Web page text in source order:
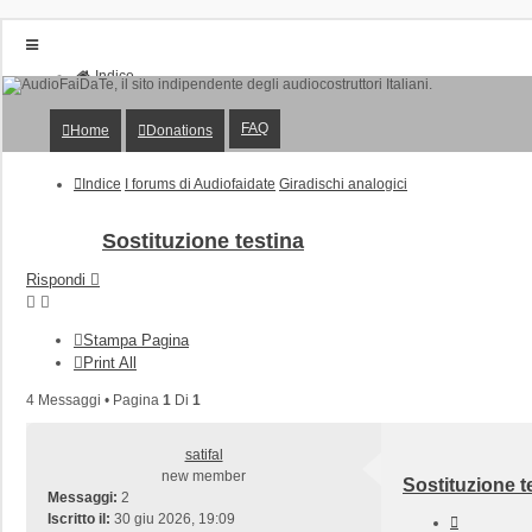
Indice
Home
FAQ
Posts toplist
Home
Iscriviti
Home
Donations FAQ
Indice I forums di Audiofaidate Giradischi analogici
Sostituzione testina
Rispondi
Stampa Pagina
Print All
4 Messaggi • Pagina 1 Di 1
satifal
new member
Messaggi: 2
Iscritto il: 30 giu 2026, 19:09
Sostituzione